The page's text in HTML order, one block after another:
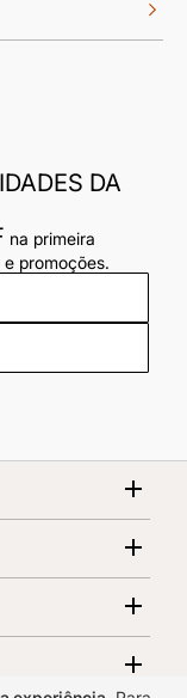
DA
na primeira
promoções.
São Paulo - SP,